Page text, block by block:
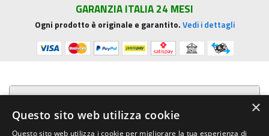
GARANZIA ITALIA 24 MESI
Ogni prodotto è originale e garantito.Vedi i dettagli
Presentazione aziendale
Acquista su R.G. Sound
×
Questo sito web utilizza cookie
Questo sito web utilizza i cookie per migliorare la tua esperienza di